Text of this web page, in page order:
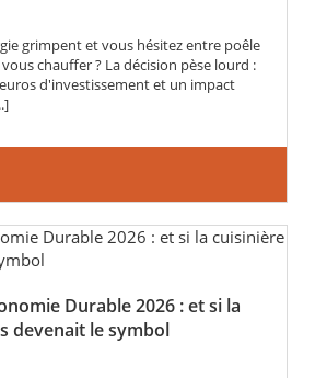
grimpent et vous hésitez entre poêle
chauffer ? La décision pèse lourd :
d'investissement et un impact
Durable 2026 : et si la
devenait le symbol